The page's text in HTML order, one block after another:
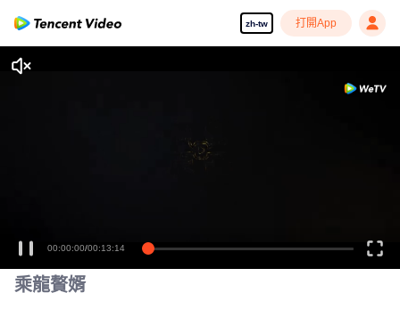
zh-tw 打開App
00:00:00/00:13:14
乘龍贅婿